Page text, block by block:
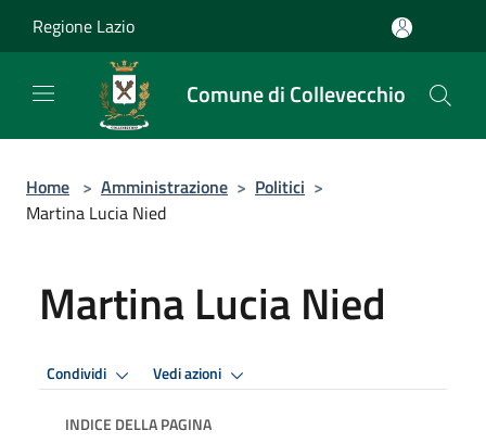
Regione Lazio
Comune di Collevecchio
Home > Amministrazione > Politici >
Martina Lucia Nied
Martina Lucia Nied
Condividi Vedi azioni
INDICE DELLA PAGINA